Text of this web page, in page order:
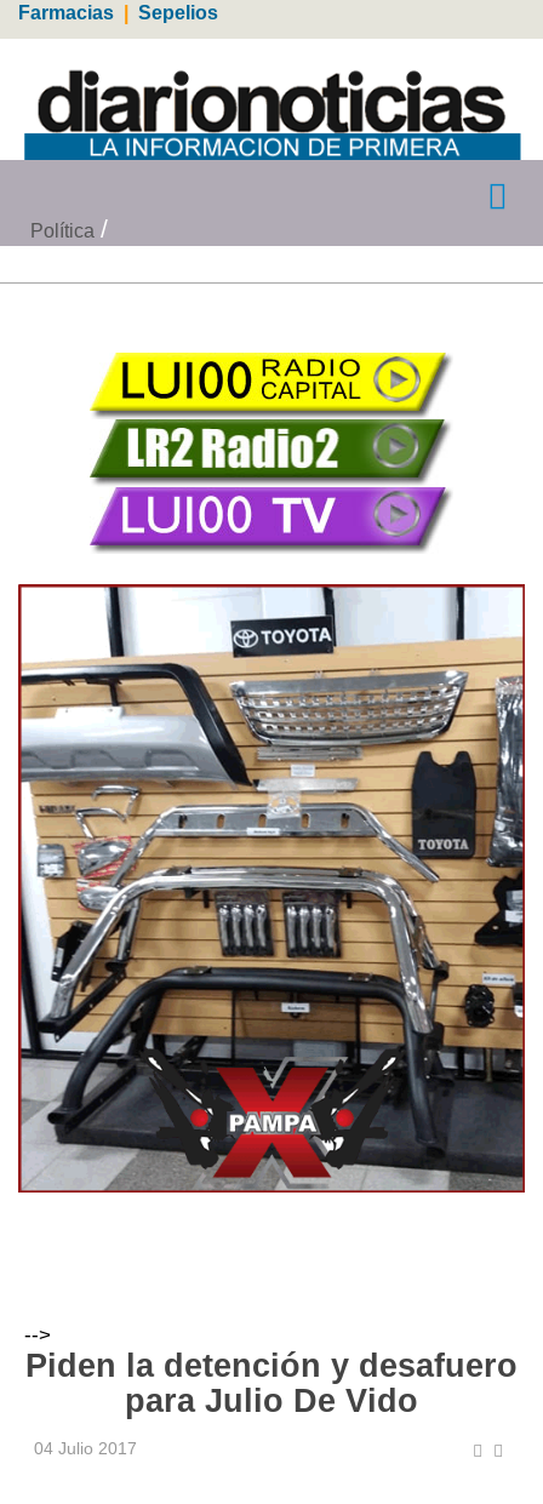
Farmacias Sepelios
Política
-->
Piden la detención y desafuero
para Julio De Vido
04 Julio 2017